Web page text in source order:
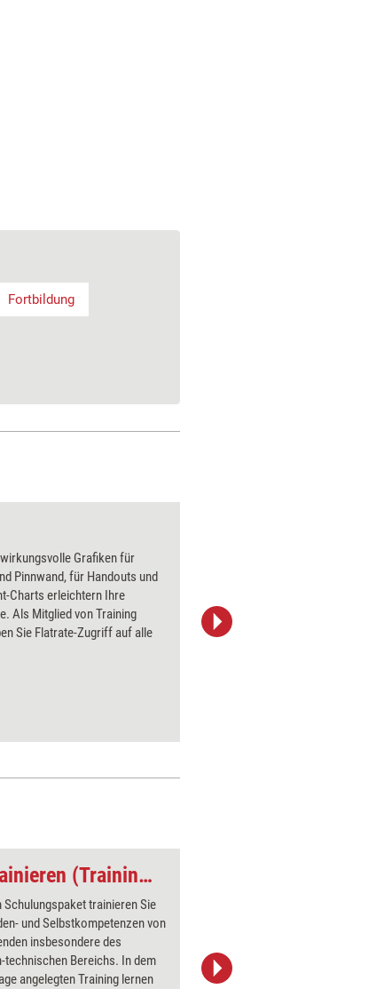
Fortbildung
Grafiken für
Pinnwand, für Handouts und
Charts erleichtern Ihre
Als Mitglied von Training
Sie Flatrate-Zugriff auf alle
Azubis erfolgreich trainieren (Trainingskonzept)
Schulungspaket trainieren Sie
und Selbstkompetenzen von
insbesondere des
technischen Bereichs. In dem
angelegten Training lernen
iStock/marchmeena29